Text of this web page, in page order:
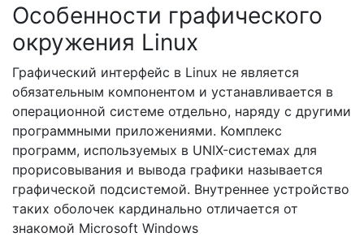
Особенности графического
окружения Linux
Графический интерфейс в Linux не является
обязательным компонентом и устанавливается в
операционной системе отдельно, наряду с другими
программными приложениями. Комплекс
программ, используемых в UNIX-системах для
прорисовывания и вывода графики называется
графической подсистемой. Внутреннее устройство
таких оболочек кардинально отличается от
знакомой Microsoft Windows